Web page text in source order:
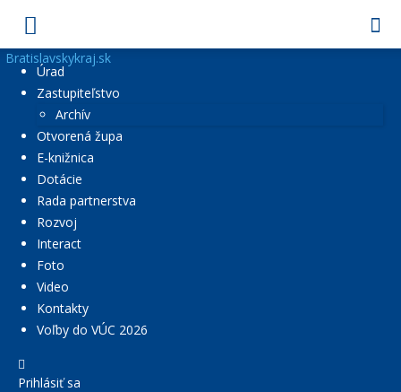
Bratislavskykraj.sk
Úrad
Zastupiteľstvo
Archív
Otvorená župa
E-knižnica
Dotácie
Rada partnerstva
Rozvoj
Interact
Foto
Video
Kontakty
Voľby do VÚC 2026
Prihlásiť sa